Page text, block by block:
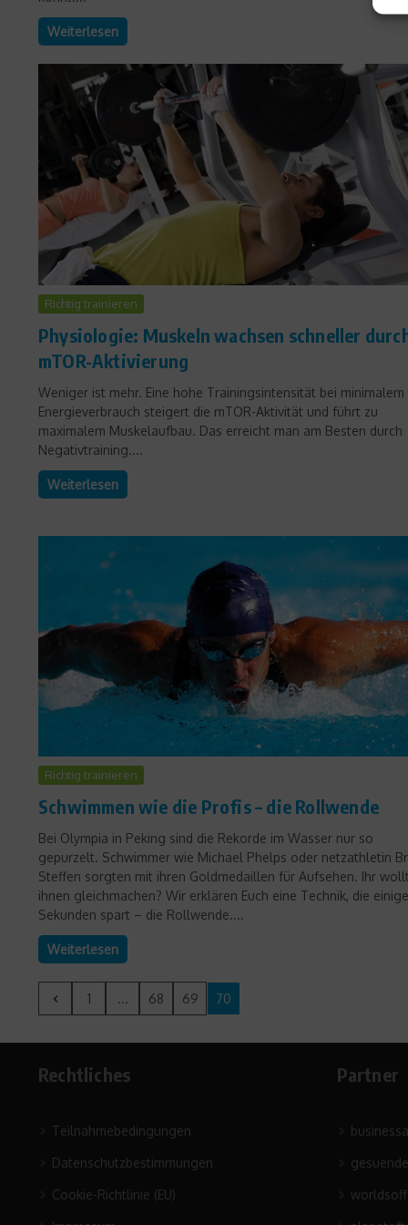
Weiterlesen
Richtig trainieren
Physiologie: Muskeln wachsen schneller
mTOR-Aktivierung
Weniger ist mehr. Eine hohe Trainingsintensität bei minimalem
Energieverbrauch steigert die mTOR-Aktivität und führt zu
maximalem Muskelaufbau. Das erreicht man am Besten durch
Negativtraining....
Weiterlesen
Richtig trainieren
Schwimmen wie die Profis – die Rollwende
Bei Olympia in Peking sind die Rekorde im Wasser nur so
gepurzelt. Schwimmer wie Michael Phelps oder netzathletin
Steffen sorgten mit ihren Goldmedaillen für Aufsehen. Ihr
ihnen gleichmachen? Wir erklären Euch eine Technik, die einige
Sekunden spart – die Rollwende....
Weiterlesen
1 ... 68 69 70
Rechtliches
Teilnahmebedingungen
Datenschutzbestimmungen
Cookie-Richtlinie (EU)
Partner